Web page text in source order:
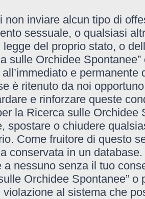
non inviare alcun tipo di
sessuale, o qualsiasi
legge del proprio stato, o
sulle Orchidee
e
è ritenuto da noi
e rinforzare queste
la Ricerca sulle Orchidee
spostare o chiudere
Come fruitore di questo
conservata in un
a nessuno senza il tuo
Orchidee Spontanee”
violazione al sistema che